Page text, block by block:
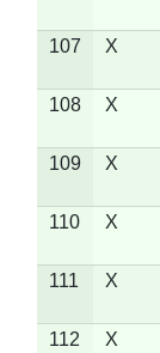
107 X
108 X
109 X
110 X
111 X
112 X